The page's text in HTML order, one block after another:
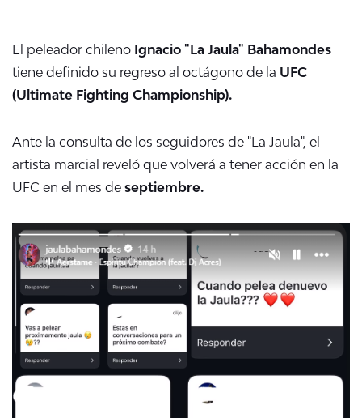
El peleador chileno Ignacio "La Jaula" Bahamondes
tiene definido su regreso al octágono de la UFC
(Ultimate Fighting Championship).
Ante la consulta de los seguidores de "La Jaula", el
artista marcial reveló que volverá a tener acción en la
UFC en el mes de septiembre.